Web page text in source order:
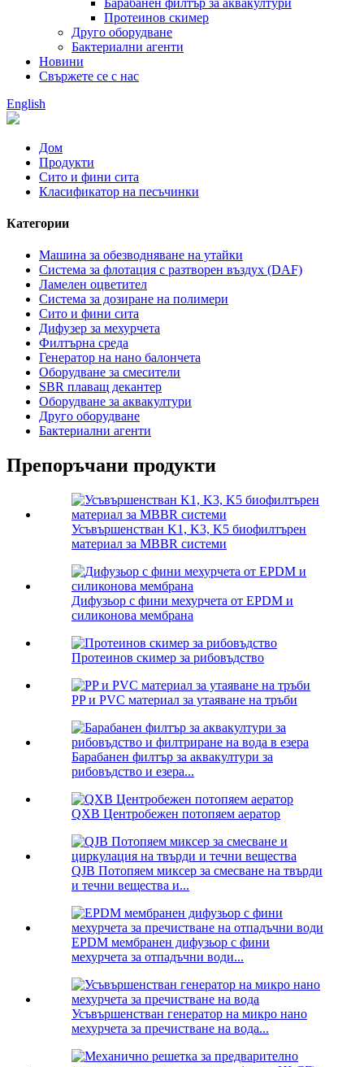
Протеинов скимер
Друго оборудване
Бактериални агенти
Новини
Свържете се с нас
English
Дом
Продукти
Сито и фини сита
Класификатор на песъчинки
Категории
Машина за обезводняване на утайки
Система за флотация с разтворен въздух (DAF)
Ламелен оцветител
Система за дозиране на полимери
Сито и фини сита
Дифузер за мехурчета
Филтърна среда
Генератор на нано балончета
Оборудване за смесители
SBR плаващ декантер
Оборудване за аквакултури
Друго оборудване
Бактериални агенти
Препоръчани продукти
Усъвършенстван K1, K3, K5 биофилтърен
материал за MBBR системи
Дифузьор с фини мехурчета от EPDM и
силиконова мембрана
Протеинов скимер за рибовъдство
PP и PVC материал за утаяване на тръби
Барабанен филтър за аквакултури за
рибовъдство и езера...
QXB Центробежен потопяем аератор
QJB Потопяем миксер за смесване на твърди
и течни вещества и...
EPDM мембранен дифузьор с фини
мехурчета за отпадъчни води...
Усъвършенстван генератор на микро нано
мехурчета за пречистване на вода...